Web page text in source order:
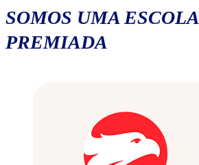
SOMOS UMA ESCOLA
PREMIADA